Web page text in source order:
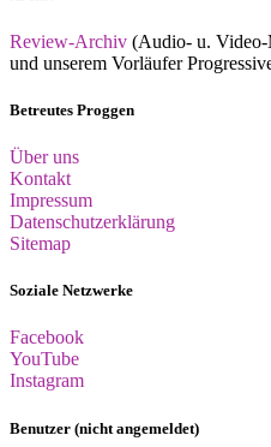
Review-Archiv (Audio- u. Video-
und unserem Vorläufer
Betreutes Proggen
Über uns
Kontakt
Impressum
Datenschutzerklärung
Sitemap
Soziale Netzwerke
Facebook
YouTube
Instagram
Benutzer (nicht angemeldet)